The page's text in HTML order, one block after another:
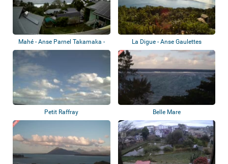
Mahé - Anse Parnel Takamaka -
Panorama
La Digue - Anse Gaulettes
Petit Raffray Belle Mare